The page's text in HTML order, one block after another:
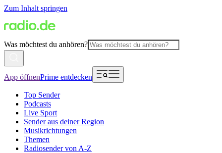
Zum Inhalt springen
Was möchtest du anhören?
App öffnenPrime entdecken
Top Sender
Podcasts
Live Sport
Sender aus deiner Region
Musikrichtungen
Themen
Radiosender von A-Z